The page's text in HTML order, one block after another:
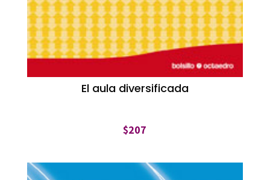
El aula diversificada
$207